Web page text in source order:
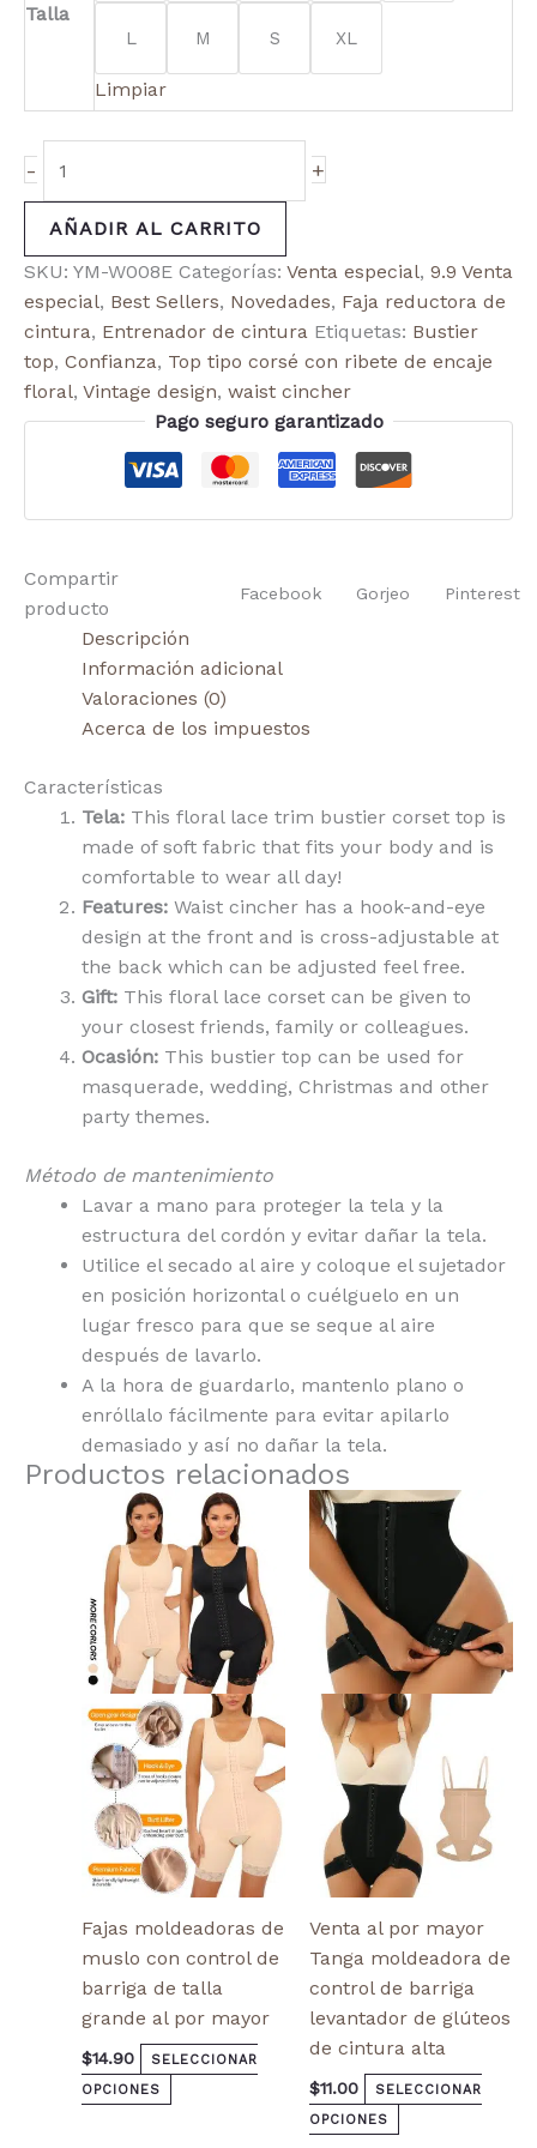
Talla
L M S XL
Limpiar
- +
AÑADIR AL CARRITO
SKU: YM-W008E Categorías: Venta especial, 9.9 Venta
especial, Best Sellers, Novedades, Faja reductora de
cintura, Entrenador de cintura Etiquetas: Bustier
top, Confianza, Top tipo corsé con ribete de encaje
floral, Vintage design, waist cincher
Pago seguro garantizado
Compartir
producto
Facebook Gorjeo Pinterest
Descripción
Información adicional
Valoraciones (0)
Acerca de los impuestos
Características
Tela: This floral lace trim bustier corset top is
made of soft fabric that fits your body and is
comfortable to wear all day!
Features: Waist cincher has a hook-and-eye
design at the front and is cross-adjustable at
the back which can be adjusted feel free.
Gift: This floral lace corset can be given to
your closest friends, family or colleagues.
Ocasión: This bustier top can be used for
masquerade, wedding, Christmas and other
party themes.
Método de mantenimiento
Lavar a mano para proteger la tela y la
estructura del cordón y evitar dañar la tela.
Utilice el secado al aire y coloque el sujetador
en posición horizontal o cuélguelo en un
lugar fresco para que se seque al aire
después de lavarlo.
A la hora de guardarlo, mantenlo plano o
enróllalo fácilmente para evitar apilarlo
demasiado y así no dañar la tela.
Productos relacionados
Fajas moldeadoras de
muslo con control de
barriga de talla
grande al por mayor
$14.90
SELECCIONAR
OPCIONES
Este
producto
tiene
múltiples
variantes.
Las
opciones
se
pueden
elegir
en
la
página
de
producto
Venta al por mayor
Tanga moldeadora de
control de barriga
levantador de glúteos
de cintura alta
$11.00
SELECCIONAR
OPCIONES
Este
producto
múltiples
variantes.
Las
opciones
se
pueden
elegir
en
la
página
de
producto